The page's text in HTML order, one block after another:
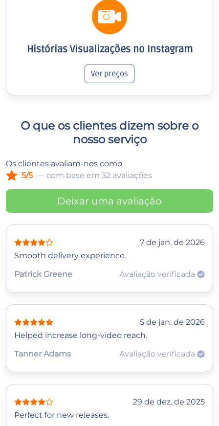
Histórias Visualizações no Instagram
Ver preços
O que os clientes dizem sobre o
nosso serviço
Os clientes avaliam-nos como
5/5 — com base em 32 avaliações
Deixar uma avaliação
7 de jan. de 2026
Smooth delivery experience.
Patrick Greene
Avaliação verificada
5 de jan. de 2026
Helped increase long-video reach.
Tanner Adams
Avaliação verificada
29 de dez. de 2025
Perfect for new releases.